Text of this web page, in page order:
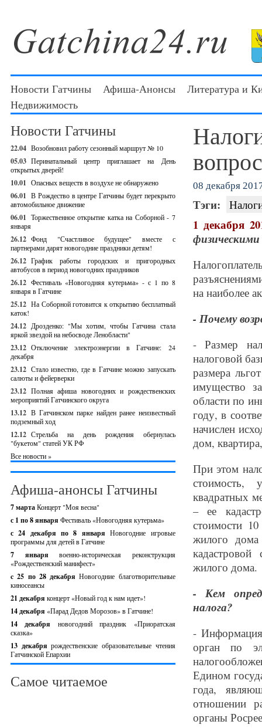
Новости Гатчины Афиша-Анонсы
Литература и
Недвижимость
Новости Гатчины
22.04 Возобновил работу сезонный маршрут № 10
05.03 Перинатальный центр приглашает на День
открытых дверей!
10.01 Опасных веществ в воздухе не обнаружено
06.01 В Рождество в центре Гатчины будет перекрыто
автомобильное движение
06.01 Торжественное открытие катка на Соборной - 7
января
26.12 Фонд "Счастливое будущее" вместе с
партнерами дарят новогодние праздники детям!
26.12 График работы городских и пригородных
автобусов в период новогодних праздников
26.12 Фестиваль «Новогодняя кутерьма» - с 1 по 8
января в Гатчине
25.12 На Соборной готовится к открытию бесплатный
каток!
24.12 Дрозденко: "Мы хотим, чтобы Гатчина стала
яркой звездой на небосводе Ленобласти"
23.12 Отключение электроэнергии в Гатчине: 24
декабря
23.12 Стало известно, где в Гатчине можно запускать
салюты и фейерверки
23.12 Полная афиша новогодних и рождественских
мероприятий Гатчинского округа
13.12 В Гатчинском парке найден ранее неизвестный
подземный ход
12.12 Стрельба на день рождения обернулась
"букетом" статей УК РФ
Все новости »
Афиша-анонсы Гатчины
7 мартаКонцерт "Моя весна"
с 1 по 8 января Фестиваль «Новогодняя кутерьма»
с 24 декабря по 8 январяНовогодние игровые
программы для детей в Гатчине
7 январявоенно-историческая реконструкция
«Рождественский манифест»
c 25 по 28 декабряНовогодние благотворительные
киносеансы
21 декабря концерт «Новый год к нам идет»!
14 декабря «Парад Дедов Морозов» в Гатчине!
14 декабря новогодний праздник «Приоратская
сказка»
13 декабрярождественские образовательные чтения
Гатчинской Епархии
Самое читаемое
08 декабря
Тэги:
1 декабря
физическими
на наиболее
- Почему
- Размер
налоговой
размера
имущество
области по
году, в
начислен
дом,
При этом
стоимость,
квадратных
– ее
стоимости
жилого дома
жилого дома.
- Кем
налога?
- Информация
орган по
Едином
года,
отношении
органы